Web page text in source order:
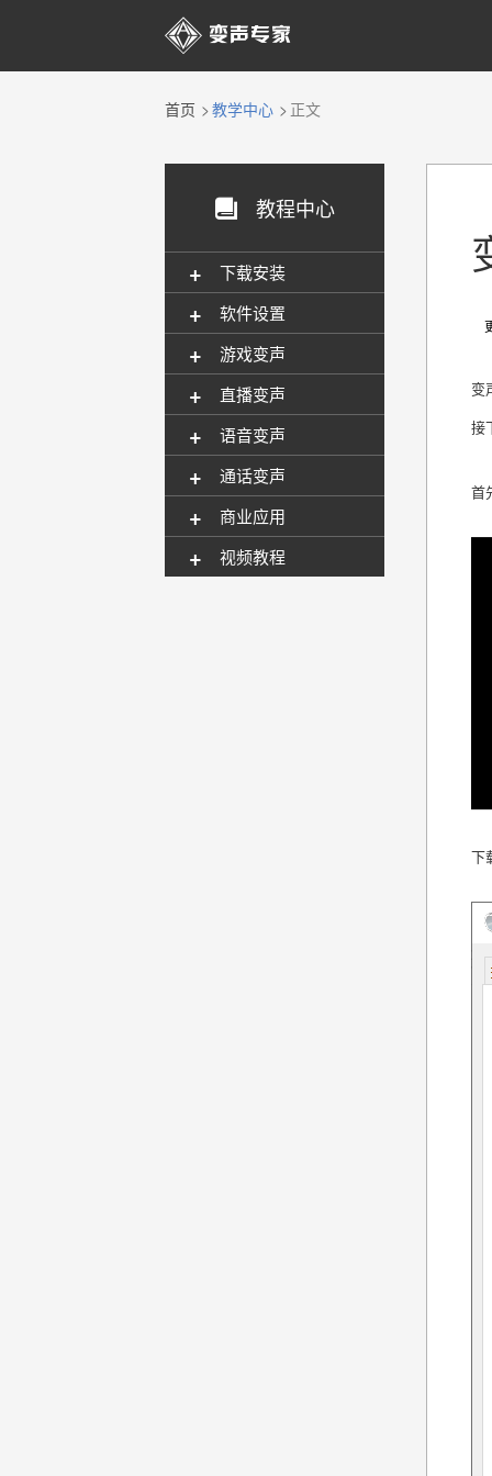

首页 教学中心 正文
 教程中心
下载安装
+
软件设置
+
游戏变声
+
直播变声
+
语音变声
+
通话变声
+
商业应用
+
视频教程
+
变
接
首
下